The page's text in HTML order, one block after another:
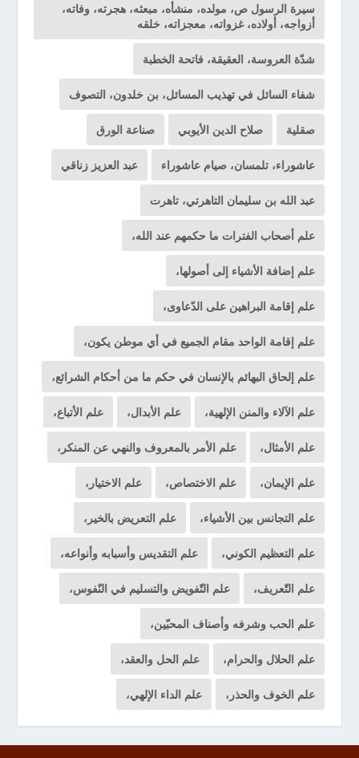
سيرة الرسول ص، مولده، منشأه، مبعثه، هجرته، وفاته،
أزواجه، أولاده، غزواته، معجزاته، خلقه
شدّة العروسة، العقيقة، فاتحة الخطبة
شفاء السائل في تهذيب المسائل، بن خلدون، التصوف
صقلية صلاح الدين الأيوبي صناعة الورق
عاشوراء، تلمسان، صيام عاشوراء عبد العزيز زناقي
عبد الله بن سليمان التاهرتي، تاهرت
علم أصحاب الفترات ما حكمهم عند الله،
علم إضافة الأشياء إلى أصولها،
علم إقامة البراهين على الدّعاوى،
علم إقامة الواحد مقام الجميع في أي موطن يكون،
علم إلحاق البهائم بالإنسان في حكم ما من أحكام الشرائع،
علم الآلاء والمنن الإلهية، علم الأبدال، علم الأتباع،
علم الأمثال، علم الأمر بالمعروف والنهي عن المنكر،
علم الإيمان، علم الاختصاص، علم الاختيار،
علم التجانس بين الأشياء، علم التعريض بالخير،
علم التعظيم الكوني، علم التقديس وأسبابه وأنواعه،
علم التّعريف، علم التّفويض والتسليم في النّفوس،
علم الحب وشرفه وأصناف المحبّين،
علم الحلال والحرام، علم الحل والعقد،
علم الخوف والحذر، علم الداء الإلهي،